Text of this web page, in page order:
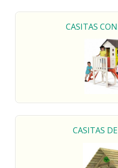
CASITAS CON
CASITAS DE